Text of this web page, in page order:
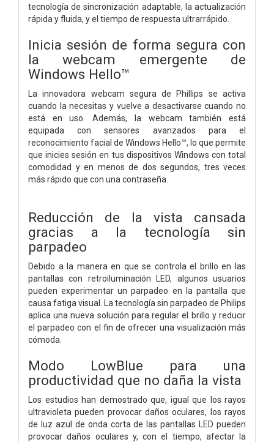
tecnología de sincronización adaptable, la actualización
rápida y fluida, y el tiempo de respuesta ultrarrápido.
Inicia sesión de forma segura con
la webcam emergente de
Windows Hello™
La innovadora webcam segura de Phillips se activa
cuando la necesitas y vuelve a desactivarse cuando no
está en uso. Además, la webcam también está
equipada con sensores avanzados para el
reconocimiento facial de Windows Hello™, lo que permite
que inicies sesión en tus dispositivos Windows con total
comodidad y en menos de dos segundos, tres veces
más rápido que con una contraseña.
Reducción de la vista cansada
gracias a la tecnología sin
parpadeo
Debido a la manera en que se controla el brillo en las
pantallas con retroiluminación LED, algunos usuarios
pueden experimentar un parpadeo en la pantalla que
causa fatiga visual. La tecnología sin parpadeo de Philips
aplica una nueva solución para regular el brillo y reducir
el parpadeo con el fin de ofrecer una visualización más
cómoda.
Modo LowBlue para una
productividad que no daña la vista
Los estudios han demostrado que, igual que los rayos
ultravioleta pueden provocar daños oculares, los rayos
de luz azul de onda corta de las pantallas LED pueden
provocar daños oculares y, con el tiempo, afectar la